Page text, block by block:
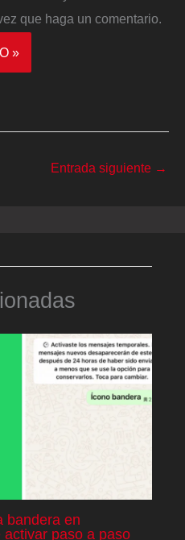
que haga un comentario.
Entrada siguiente →
bandera en
paso a paso